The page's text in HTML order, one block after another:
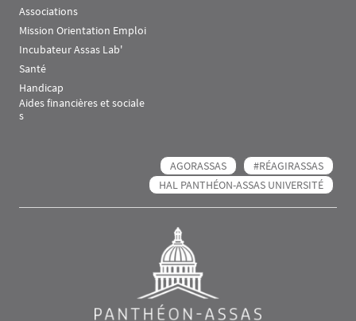
Associations
Mission Orientation Emploi
Incubateur Assas Lab'
Santé
Handicap
Aides financières et sociale
s
AGORASSAS
#RÉAGIRASSAS
HAL PANTHÉON-ASSAS UNIVERSITÉ